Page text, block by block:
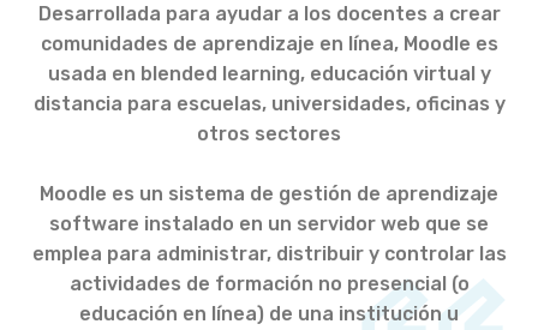
Desarrollada para ayudar a los docentes a crear
comunidades de aprendizaje en línea, Moodle es
usada en blended learning, educación virtual y
distancia para escuelas, universidades, oficinas y
otros sectores
Moodle es un sistema de gestión de aprendizaje
software instalado en un servidor web que se
emplea para administrar, distribuir y controlar las
actividades de formación no presencial (o
educación en línea) de una institución u